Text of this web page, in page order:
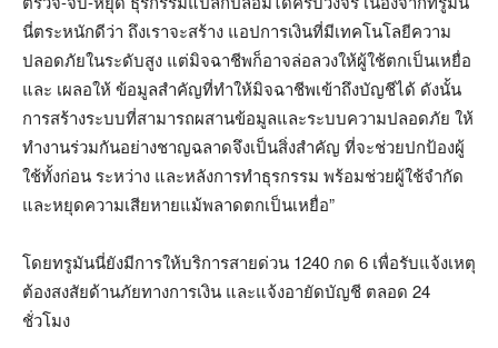
นี่ตระหนักดีว่า ถึงเราจะสร้าง แอปการเงินที่มีเทคโนโลยีความ
ปลอดภัยในระดับสูง แต่มิจฉาชีพก็อาจล่อลวงให้ผู้ใช้ตกเป็นเหยื่อ
และ เผลอให้ ข้อมูลสำคัญที่ทำให้มิจฉาชีพเข้าถึงบัญชีได้ ดังนั้น
การสร้างระบบที่สามารถผสานข้อมูลและระบบความปลอดภัย ให้
ทำงานร่วมกันอย่างชาญฉลาดจึงเป็นสิ่งสำคัญ ที่จะช่วยปกป้องผู้
ใช้ทั้งก่อน ระหว่าง และหลังการทำธุรกรรม พร้อมช่วยผู้ใช้จำกัด
และหยุดความเสียหายแม้พลาดตกเป็นเหยื่อ”
โดยทรูมันนี่ยังมีการให้บริการสายด่วน 1240 กด 6 เพื่อรับแจ้งเหตุ
ต้องสงสัยด้านภัยทางการเงิน และแจ้งอายัดบัญชี ตลอด 24
ชั่วโมง